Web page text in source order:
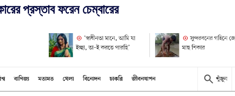
প্রস্তাব ফরেন চেম্বারের